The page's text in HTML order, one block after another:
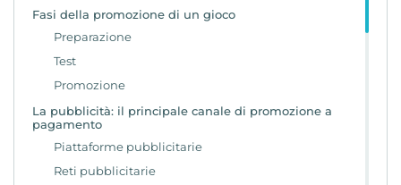
Fasi della promozione di un gioco
Preparazione
Test
Promozione
La pubblicità: il principale canale di promozione a
pagamento
Piattaforme pubblicitarie
Reti pubblicitarie